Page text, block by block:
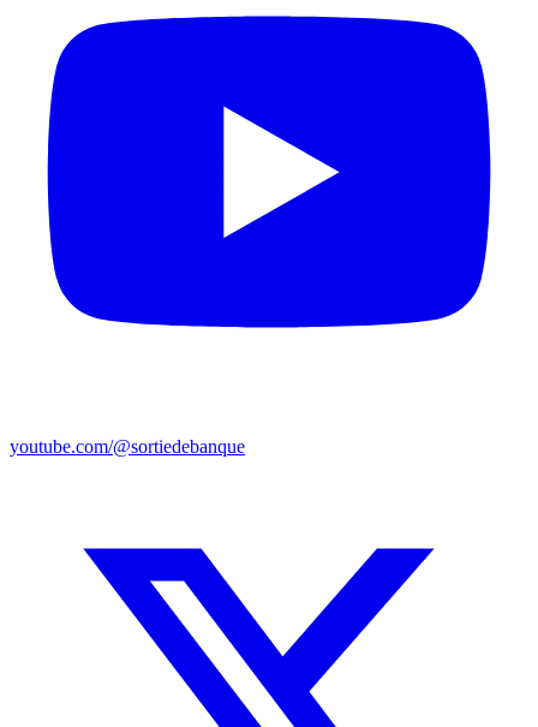
youtube.com/@sortiedebanque